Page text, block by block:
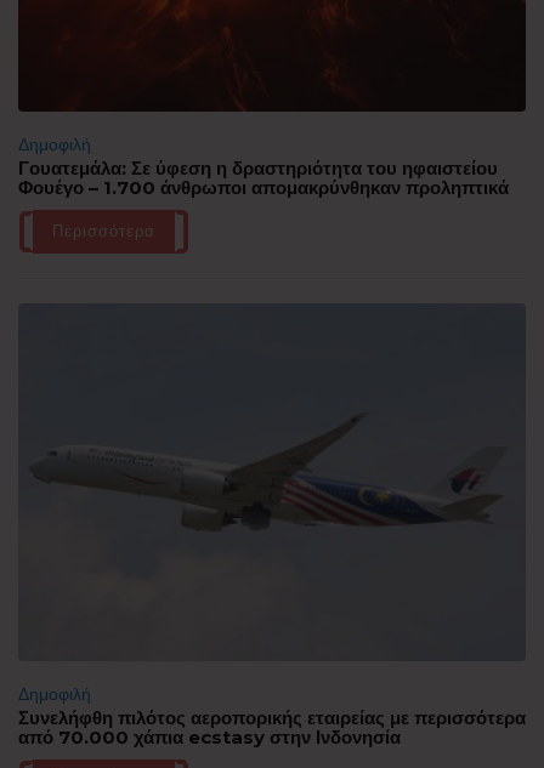
Δημοφιλή
Γουατεμάλα: Σε ύφεση η δραστηριότητα του ηφαιστείου
Φουέγο – 1.700 άνθρωποι απομακρύνθηκαν προληπτικά
Περισσότερα
Δημοφιλή
Συνελήφθη πιλότος αεροπορικής εταιρείας με περισσότερα
από 70.000 χάπια ecstasy στην Ινδονησία